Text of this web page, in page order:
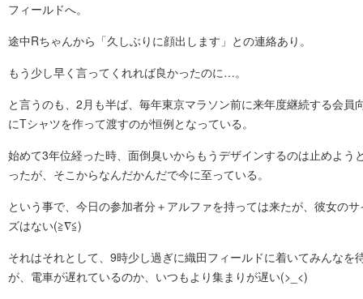
フィールドへ。
途中Rちゃんから「久しぶりに顔出します」との連絡あり。
もう少し早く言ってくれれば良かったのに…。
と言うのも、2月も半ば、毎年東京マラソン前に来年度継続する会員
にTシャツを作って渡すのが恒例となっている。
始めて3年位経った時、面倒臭いからもうデザインするのは止めよう
ったが、そこからなんだかんだで今に至っている。
という事で、今日の参加者分＋アルファを持っては来たが、彼女のサ
ズはない(≧∇≦)
それはそれとして、9時少し過ぎに織田フィールドに着いてみんなを
が、電車が遅れているのか、いつもより集まりが遅い(>_<)